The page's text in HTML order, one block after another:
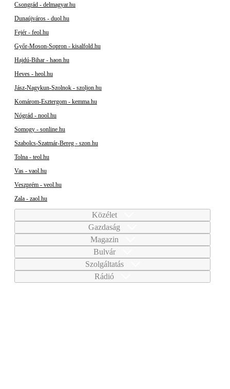
Csongrád - delmagyar.hu
Dunaújváros - duol.hu
Fejér - feol.hu
Győr-Moson-Sopron - kisalfold.hu
Hajdú-Bihar - haon.hu
Heves - heol.hu
Jász-Nagykun-Szolnok - szoljon.hu
Komárom-Esztergom - kemma.hu
Nógrád - nool.hu
Somogy - sonline.hu
Szabolcs-Szatmár-Bereg - szon.hu
Tolna - teol.hu
Vas - vaol.hu
Veszprém - veol.hu
Zala - zaol.hu
Közélet
Gazdaság
Magazin
Bulvár
Szolgáltatás
Rádió